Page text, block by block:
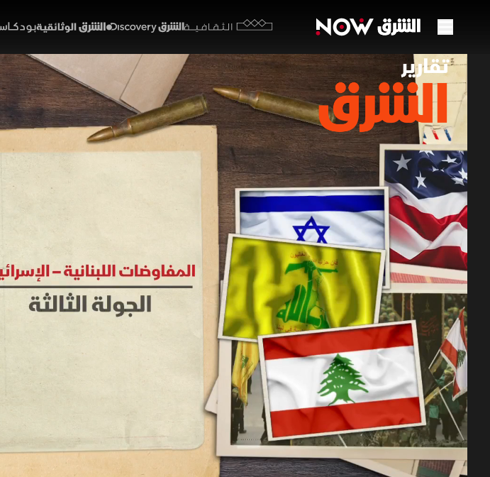
الثقافية
مفاوضات لبنان
فرض التهدئة؟
01:22 أخبار
تنطلق جولة جديدة من المفاوضات
النار والانسحاب الكامل والافراج عن
سلاح المليشيات كأولوية قصوى وتضغط
الحزبية لضمان استقرار الجنوب.
برامج الشرق الإخبارية (ملحق) تقارير الشرق لبنان ترسيم